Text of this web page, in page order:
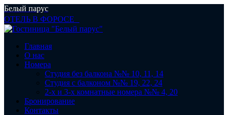
Белый парус
ОТЕЛЬ В ФОРОСЕ
Главная
О нас
Номера
Студия без балкона №№ 10, 11, 14
Студия с балконом №№ 19, 22, 24
2-х и 3-х комнатные номера №№ 4, 20
Бронирование
Контакты